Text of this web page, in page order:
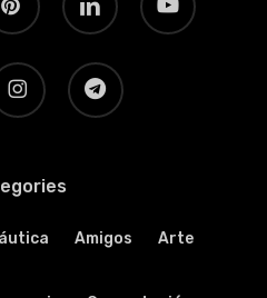
telegram
Amigos Arte